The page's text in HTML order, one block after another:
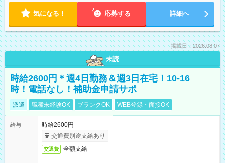
気になる！ 応募する 詳細へ
掲載日：2026.08.07
未読
時給2600円＊週4日勤務＆週3日在宅！10-16
時！電話なし！補助金申請サポ
派遣 職種未経験OK ブランクOK WEB登録・面接OK
給与
時給2600円
交通費別途支給あり
交通費 全額支給